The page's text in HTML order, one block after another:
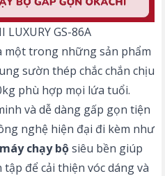
GS-86A
một trong những sản phẩm
sườn thép chắc chắn chịu
phù hợp mọi lứa tuổi.
và dễ dàng gấp gọn tiện
nghệ hiện đại đi kèm như
chạy bộsiêu bền giúp
để cải thiện vóc dáng và